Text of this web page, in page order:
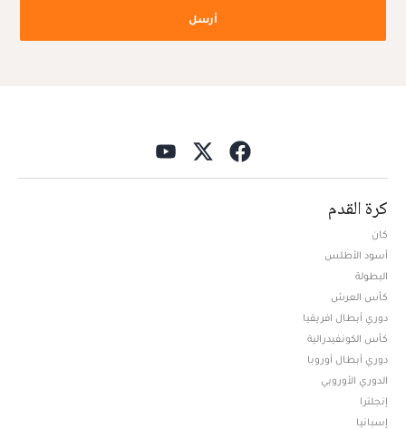
أرسل
كرة القدم
كان
أسود الأطلس
البطولة
كأس العرش
دوري أبطال افريقيا
كأس الكونفيدرالية
دوري أبطال أوروبا
الدوري الأوروبي
إنجلترا
إسبانيا